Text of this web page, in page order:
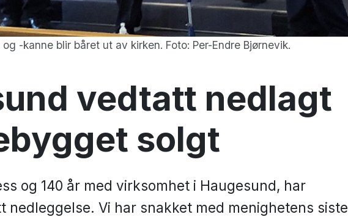
-kanne blir båret ut av kirken. Foto: Per-Endre Bjørnevik.
vedtatt nedlagt
solgt
og 140 år med virksomhet i Haugesund, har
nedleggelse. Vi har snakket med menighetens siste